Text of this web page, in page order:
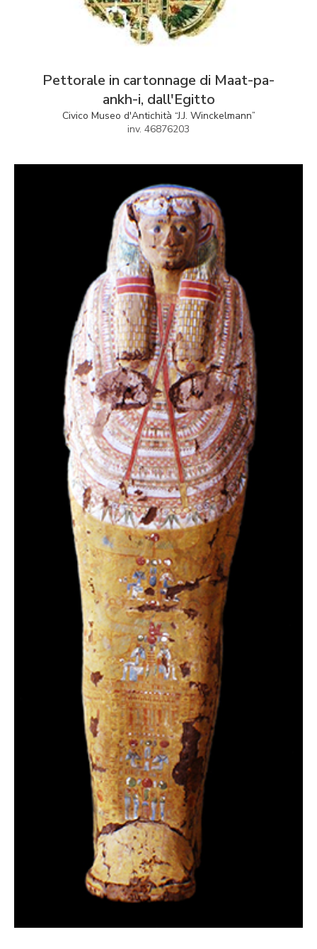
Pettorale in cartonnage di Maat-pa-
ankh-i, dall'Egitto
Civico Museo d'Antichità “J.J. Winckelmann”
inv. 46876203